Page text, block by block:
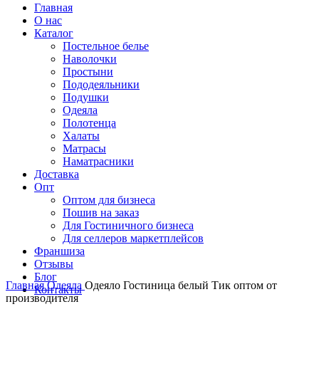
Главная
О нас
Каталог
Постельное белье
Наволочки
Простыни
Пододеяльники
Подушки
Одеяла
Полотенца
Халаты
Матрасы
Наматрасники
Доставка
Опт
Оптом для бизнеса
Пошив на заказ
Для Гостиничного бизнеса
Для селлеров маркетплейсов
Франшиза
Отзывы
Блог
Контакты
ГлавнаяОдеяла Одеяло Гостиница белый Тик оптом от
производителя